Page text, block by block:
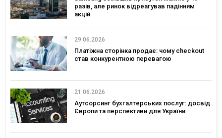
разів, але ринок відреагував падінням
акцій
29.06.2026
Платіжна сторінка продає: чому checkout
став конкурентною перевагою
21.06.2026
Аутсорсинг бухгалтерських послуг: досвід
Європи та перспективи для України